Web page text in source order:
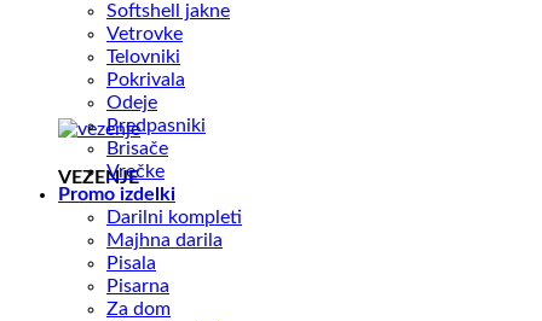
VEZENJE
Softshell jakne
Vetrovke
Telovniki
Pokrivala
Odeje
Predpasniki
Brisače
Vrečke
Promo izdelki
Darilni kompleti
Majhna darila
Pisala
Pisarna
Za dom